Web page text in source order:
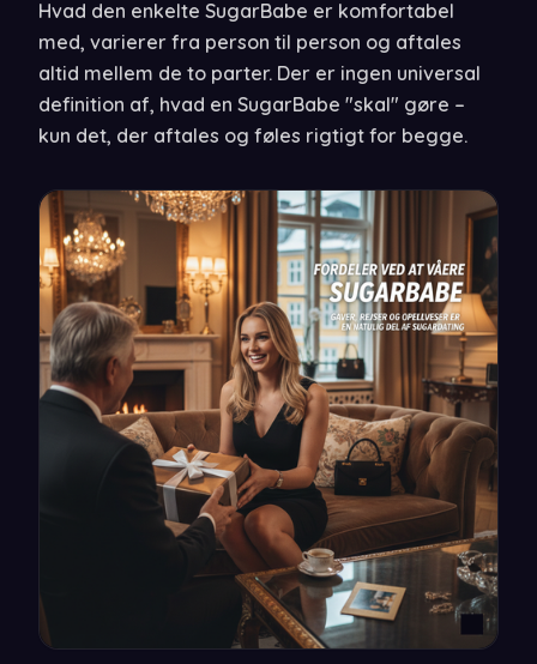
Hvad den enkelte SugarBabe er komfortabel
med, varierer fra person til person og aftales
altid mellem de to parter. Der er ingen universal
definition af, hvad en SugarBabe "skal" gøre –
kun det, der aftales og føles rigtigt for begge.